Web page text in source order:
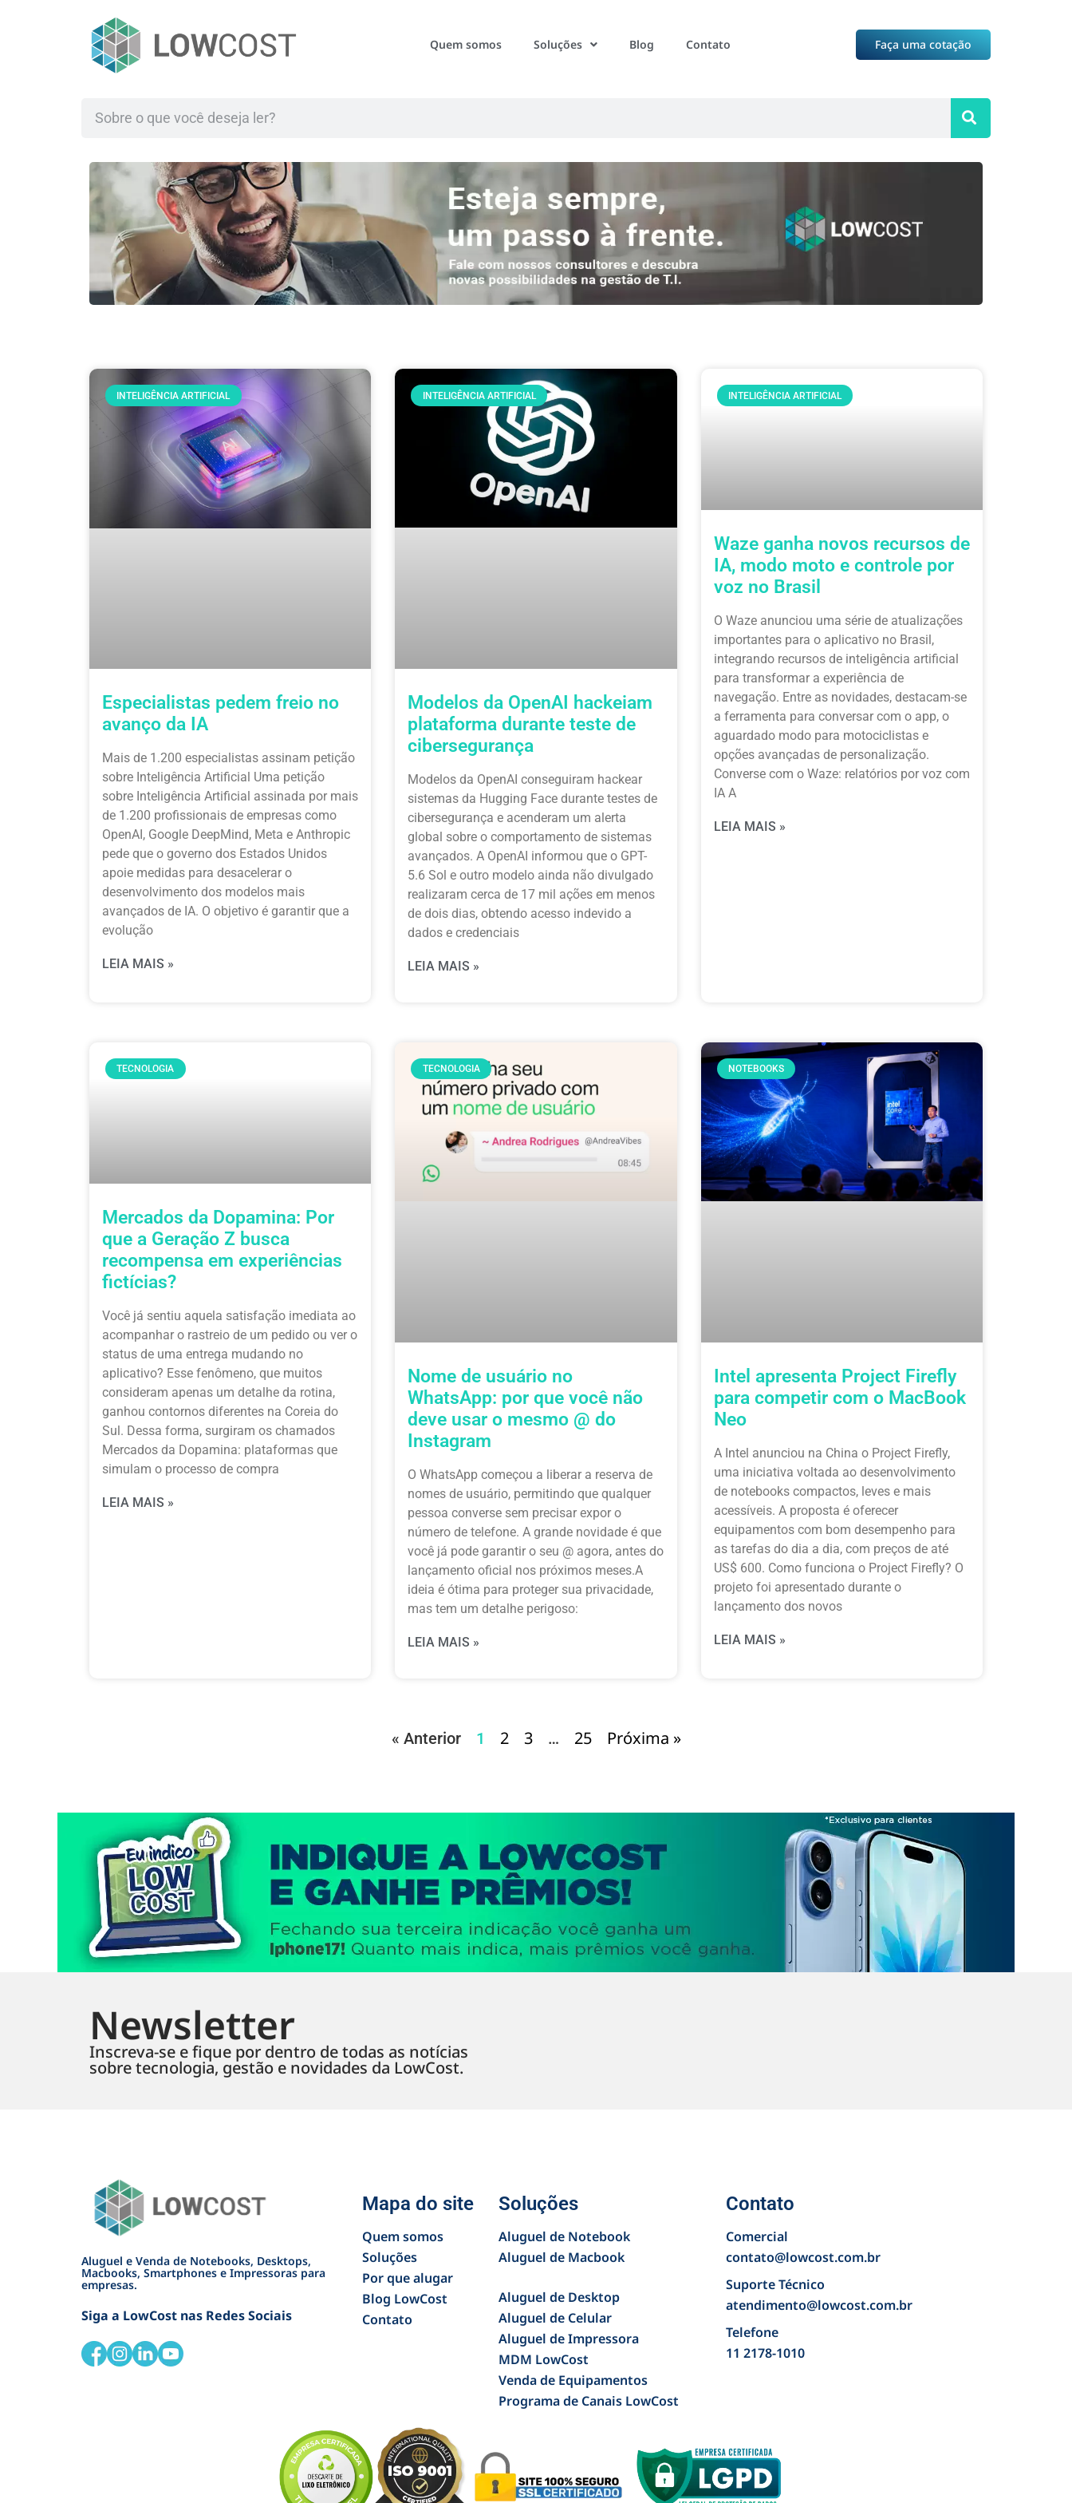
Quem somos Soluções Blog Contato Faça uma cotação
INTELIGÊNCIA ARTIFICIAL
Especialistas pedem freio no
avanço da IA
Mais de 1.200 especialistas assinam petição
sobre Inteligência Artificial Uma petição
sobre Inteligência Artificial assinada por mais
de 1.200 profissionais de empresas como
OpenAI, Google DeepMind, Meta e Anthropic
pede que o governo dos Estados Unidos
apoie medidas para desacelerar o
desenvolvimento dos modelos mais
avançados de IA. O objetivo é garantir que a
evolução
LEIA MAIS »
INTELIGÊNCIA ARTIFICIAL
Modelos da OpenAI hackeiam
plataforma durante teste de
cibersegurança
Modelos da OpenAI conseguiram hackear
sistemas da Hugging Face durante testes de
cibersegurança e acenderam um alerta
global sobre o comportamento de sistemas
avançados. A OpenAI informou que o GPT-
5.6 Sol e outro modelo ainda não divulgado
realizaram cerca de 17 mil ações em menos
de dois dias, obtendo acesso indevido a
dados e credenciais
LEIA MAIS »
INTELIGÊNCIA ARTIFICIAL
Waze ganha novos recursos de
IA, modo moto e controle por
voz no Brasil
O Waze anunciou uma série de atualizações
importantes para o aplicativo no Brasil,
integrando recursos de inteligência artificial
para transformar a experiência de
navegação. Entre as novidades, destacam-se
a ferramenta para conversar com o app, o
aguardado modo para motociclistas e
opções avançadas de personalização.
Converse com o Waze: relatórios por voz com
IA A
LEIA MAIS »
TECNOLOGIA
Mercados da Dopamina: Por
que a Geração Z busca
recompensa em experiências
fictícias?
Você já sentiu aquela satisfação imediata ao
acompanhar o rastreio de um pedido ou ver o
status de uma entrega mudando no
aplicativo? Esse fenômeno, que muitos
consideram apenas um detalhe da rotina,
ganhou contornos diferentes na Coreia do
Sul. Dessa forma, surgiram os chamados
Mercados da Dopamina: plataformas que
simulam o processo de compra
LEIA MAIS »
TECNOLOGIA
Nome de usuário no
WhatsApp: por que você não
deve usar o mesmo @ do
Instagram
O WhatsApp começou a liberar a reserva de
nomes de usuário, permitindo que qualquer
pessoa converse sem precisar expor o
número de telefone. A grande novidade é que
você já pode garantir o seu @ agora, antes do
lançamento oficial nos próximos meses.A
ideia é ótima para proteger sua privacidade,
mas tem um detalhe perigoso:
LEIA MAIS »
NOTEBOOKS
Intel apresenta Project Firefly
para competir com o MacBook
Neo
A Intel anunciou na China o Project Firefly,
uma iniciativa voltada ao desenvolvimento
de notebooks compactos, leves e mais
acessíveis. A proposta é oferecer
equipamentos com bom desempenho para
as tarefas do dia a dia, com preços de até
US$ 600. Como funciona o Project Firefly? O
projeto foi apresentado durante o
lançamento dos novos
LEIA MAIS »
« Anterior 1 2 3 … 25 Próxima »
Newsletter
Inscreva-se e fique por dentro de todas as notícias
sobre tecnologia, gestão e novidades da LowCost.
Aluguel e Venda de Notebooks, Desktops,
Macbooks, Smartphones e Impressoras para
empresas.
Siga a LowCost nas Redes Sociais
Mapa do site
Quem somos
Soluções
Por que alugar
Blog LowCost
Contato
Soluções
Aluguel de Notebook
Aluguel de Macbook
Aluguel de Desktop
Aluguel de Celular
Aluguel de Impressora
MDM LowCost
Venda de Equipamentos
Programa de Canais LowCost
Contato
Comercial
contato@lowcost.com.br
Suporte Técnico
atendimento@lowcost.com.br
Telefone
11 2178-1010